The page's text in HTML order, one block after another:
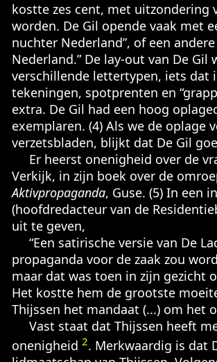
kostte zes cent, met uitzondering
worden. De Gil opende vaak met
nuchter Nederland”, of een
Nederland.” De lay-out van De
verschillende lettertypen, iets dat
tekeningen, spotprenten en
extra. De Gil had een hoog
exemplaren. (4) Als we de
verzetsbladen, blijkt dat De Gil
Er heerst onenigheid over de
Verkijk, in zijn boek over de
Aktivpropaganda, Guse. (5) In een
(hoofdredacteur van de
uit te geven,
“Een satirische versie van De
propaganda voor de zaak zou
maar dat was toen in zijn gezicht
Het kostte hem de grootste
Thijssen het mandaat (...) om het
Vast staat dat Thijssen heeft
onenigheid 2. Merkwaardig is dat